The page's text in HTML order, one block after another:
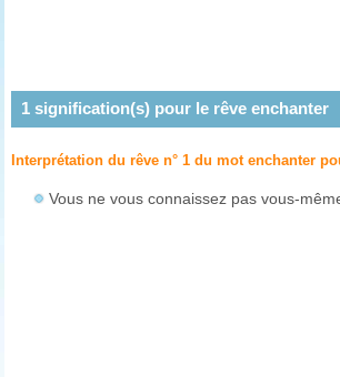
1signification(s) pour le rêve enchanter
Interprétation du rêve n° 1 du mot enchanter
Vous ne vous connaissez pas vous-